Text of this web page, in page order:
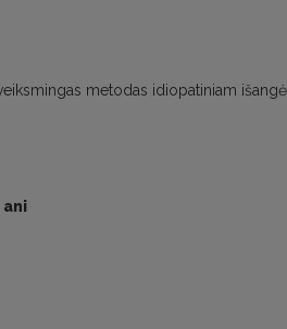
metodas idiopatiniam